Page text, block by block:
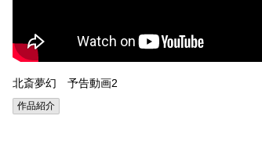
北斎夢幻 予告動画2
作品紹介